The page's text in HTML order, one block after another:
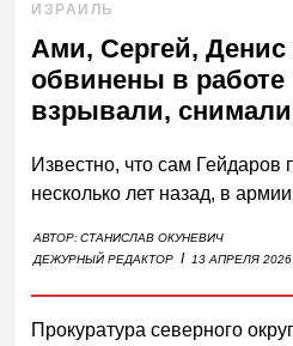
ИЗРАИЛЬ
Ами, Сергей,
обвинены в работе
взрывали,
Известно, что сам Гейдаров
несколько лет назад, в
АВТОР:СТАНИСЛАВ ОКУНЕВИЧ
ДЕЖУРНЫЙ РЕДАКТОР I 13 АПРЕЛЯ 2026
Прокуратура северного